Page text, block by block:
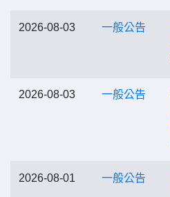
2026-08-03 一般公告
2026-08-03 一般公告
2026-08-01 一般公告